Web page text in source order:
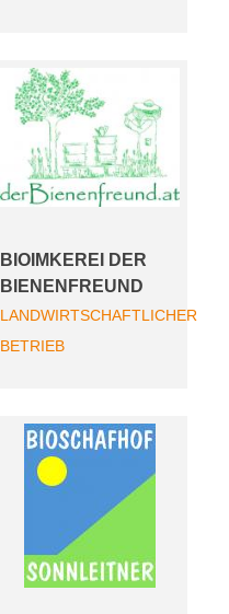
BIOIMKEREI DER
BIENENFREUND
LANDWIRTSCHAFTLICHER
BETRIEB